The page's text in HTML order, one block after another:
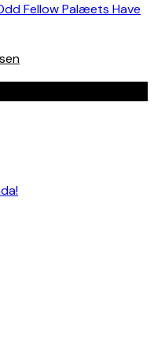
Fellow Palæets Have